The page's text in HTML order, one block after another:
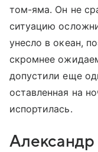
том-яма. Он не
ситуацию
унесло в океан,
скромнее
допустили еще
оставленная на
испортилась.
Александр